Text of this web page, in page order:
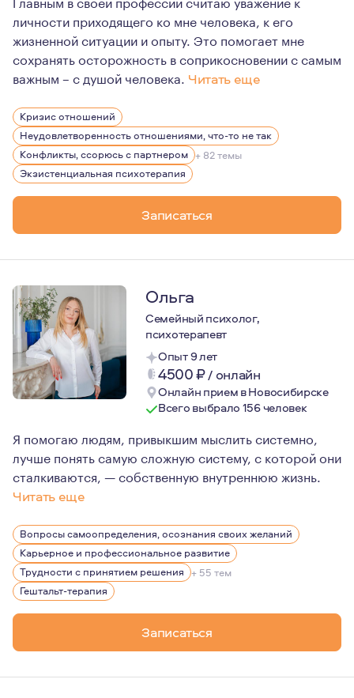
личности приходящего ко мне человека, к его
жизненной ситуации и опыту. Это помогает мне
сохранять осторожность в соприкосновении с самым
важным – с душой человека. Читать еще
Существует такое мнение, что эффективность
Кризис отношений
Неудовлетворенность отношениями, что-то не так
Конфликты, ссорюсь с партнером + 82 темы
Экзистенциальная психотерапия
Записаться
Ольга
Семейный психолог,
психотерапевт
Опыт 9 лет
4500₽/ онлайн
Онлайн прием в Новосибирске
Всего выбрало 156 человек
Я помогаю людям, привыкшим мыслить системно,
лучше понять самую сложную систему, с которой они
сталкиваются, — собственную внутреннюю жизнь.
Читать еще
Для меня профессиональная ответственность не
Уже 11 лет я нахожусь в личной терапии, регулярно
Для меня это не формальность, а обязательная часть
Вопросы самоопределения, осознания своих желаний
Карьерное и профессиональное развитие
Трудности с принятием решения + 55 тем
Гештальт-терапия
Записаться